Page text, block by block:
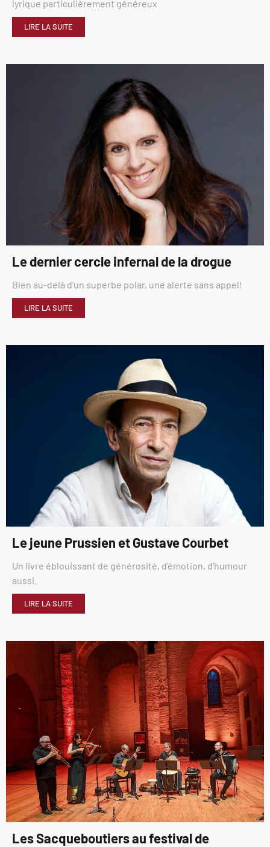
lyrique particulièrement généreux
LIRE LA SUITE
Le dernier cercle infernal de la drogue
Bien au-delà d’un superbe polar, une alerte sans appel!
LIRE LA SUITE
Le jeune Prussien et Gustave Courbet
Un livre éblouissant de générosité, d’émotion, d’humour
aussi.
LIRE LA SUITE
Les Sacqueboutiers au festival de